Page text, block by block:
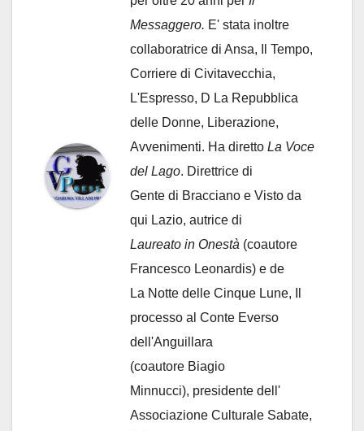
Messaggero. E' stata inoltre
collaboratrice di Ansa, Il Tempo,
Corriere di Civitavecchia,
L'Espresso, D La Repubblica
delle Donne, Liberazione,
Avvenimenti. Ha diretto La Voce
del Lago. Direttrice di
Gente di Bracciano e Visto da
qui Lazio, autrice di
Laureato in Onestà (coautore
Francesco Leonardis) e de
La Notte delle Cinque Lune, Il
processo al Conte Everso
dell'Anguillara
(coautore Biagio
Minnucci), presidente dell'
Associazione Culturale Sabate,